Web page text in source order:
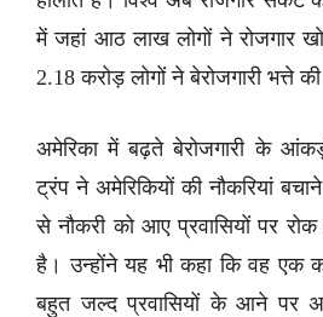
में जहां आठ लाख लोगों ने रोजगार
2.18 करोड़ लोगों ने बेरोजगारी भत्ते
अमेरिका में बढ़ते बेरोजगारी के
ट्रंप ने अमेरिकियों की नौकरियां
से नौकरी को आए प्रवासियों पर
है। उन्होंने यह भी कहा कि वह एक
बहुत जल्द प्रवासियों के आने पर